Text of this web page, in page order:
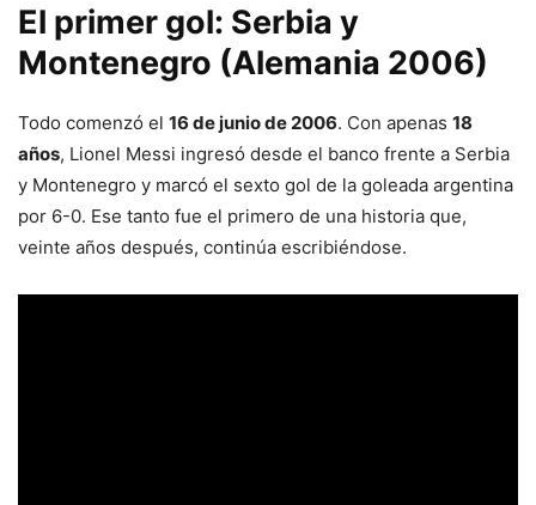
El primer gol: Serbia y
Montenegro (Alemania 2006)
Todo comenzó el 16 de junio de 2006. Con apenas 18
años, Lionel Messi ingresó desde el banco frente a Serbia
y Montenegro y marcó el sexto gol de la goleada argentina
por 6-0. Ese tanto fue el primero de una historia que,
veinte años después, continúa escribiéndose.